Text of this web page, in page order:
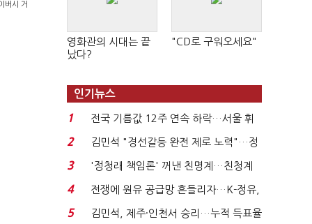
버시 거
영화관의 시대는 끝
났다?
"CD로 구워오세요"
인기뉴스
1
전국 기름값 12주 연속 하락…서울 휘
발윳값 1909원...
2
김민석 "경선갈등 완전 제로 노력"…정
청래 "반명 공세 사...
3
'정청래 책임론' 꺼낸 친명계…친청계
는 추가투표 때리기...
4
전쟁에 원유 공급망 흔들리자…K-정유,
에너지안보 핵심...
5
김민석, 제주·인천서 승리…누적 득표율